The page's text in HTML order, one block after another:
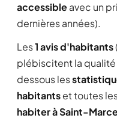
accessibleavec un
dernières années).
Les1 avis d'habitants
plébiscitent la
dessous les
habitantset toutes
habiter à Saint-